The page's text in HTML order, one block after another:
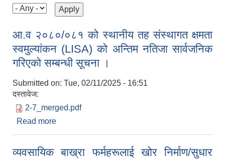
आ.व २०८०/०८१ को स्थानीय तह संस्थागत क्षमता
स्वमुल्यांकन (LISA) को अन्तिम नतिजा सार्वजनिक
गरिएको सम्बन्धी सूचना ।
Submitted on: Tue, 02/11/2025 - 16:51
दस्तावेज:
2-7_merged.pdf
Read more
व्यवसायिक बाख्रा फर्महरूलाई खोर निर्माण/सुधार